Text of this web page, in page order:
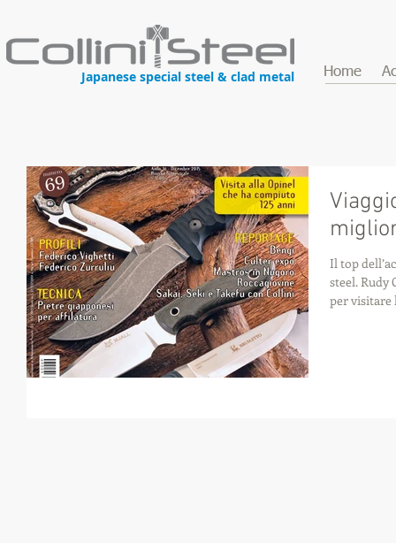
Japanese special steel & clad metal Home
Il top
steel. Rudy
per visitare